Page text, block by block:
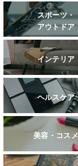
スポーツ・
アウトドア
インテリア
ヘルスケア
美容・コスメ